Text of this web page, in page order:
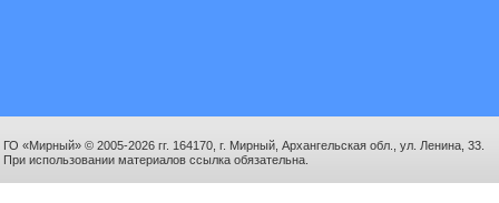
ГО «Мирный» © 2005-2026 гг. 164170, г. Мирный, Архангельская обл., ул. Ленина, 33.
При использовании материалов ссылка обязательна.